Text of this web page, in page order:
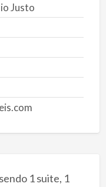
Justo
1 suite, 1